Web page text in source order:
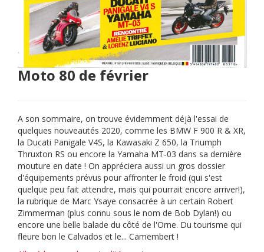
Moto 80 de février
A son sommaire, on trouve évidemment déjà l'essai de
quelques nouveautés 2020, comme les BMW F 900 R & XR,
la Ducati Panigale V4S, la Kawasaki Z 650, la Triumph
Thruxton RS ou encore la Yamaha MT-03 dans sa dernière
mouture en date ! On appréciera aussi un gros dossier
d'équipements prévus pour affronter le froid (qui s'est
quelque peu fait attendre, mais qui pourrait encore arriver!),
la rubrique de Marc Ysaye consacrée à un certain Robert
Zimmerman (plus connu sous le nom de Bob Dylan!) ou
encore une belle balade du côté de l'Orne. Du tourisme qui
fleure bon le Calvados et le... Camembert !